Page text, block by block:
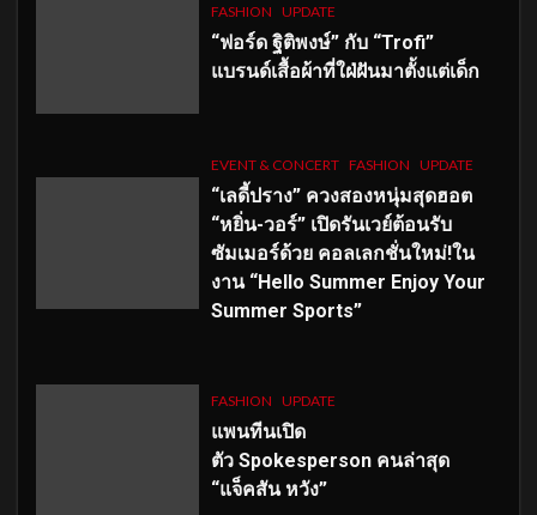
FASHION UPDATE
“ฟอร์ด ฐิติพงษ์” กับ “Trofi”
แบรนด์เสื้อผ้าที่ใฝ่ฝันมาตั้งแต่เด็ก
EVENT & CONCERT FASHION UPDATE
“เลดี้ปราง” ควงสองหนุ่มสุดฮอต
“หยิ่น-วอร์” เปิดรันเวย์ต้อนรับ
ซัมเมอร์ด้วย คอลเลกชั่นใหม่!ใน
งาน “Hello Summer Enjoy Your
Summer Sports”
FASHION UPDATE
แพนทีนเปิด
ตัว Spokesperson คนล่าสุด
“แจ็คสัน หวัง”